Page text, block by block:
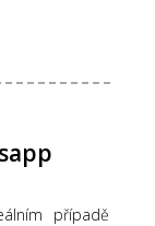
případě